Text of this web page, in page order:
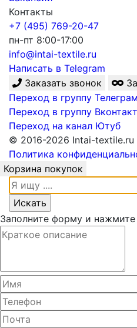
Контакты
+7 (495) 769-20-47
пн-пт 8:00-17:00
info@intai-textile.ru
Написать в Telegram
Заказать звонок
Переход в группу Телеграм
Переход в группу
Переход на канал Ютуб
© 2016-2026 Intai-textile.ru
Политика
Корзина покупок
Заполните форму и нажмите